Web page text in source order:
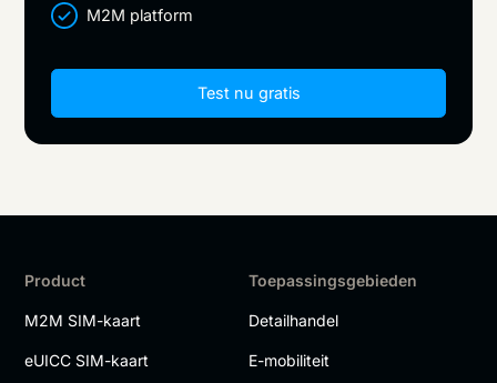
M2M platform
Test nu gratis
Product
M2M SIM-kaart
eUICC SIM-kaart
Toepassingsgebieden
Detailhandel
E-mobiliteit